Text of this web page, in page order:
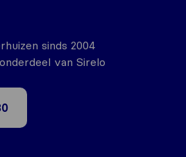
sinds 2004
van Sirelo